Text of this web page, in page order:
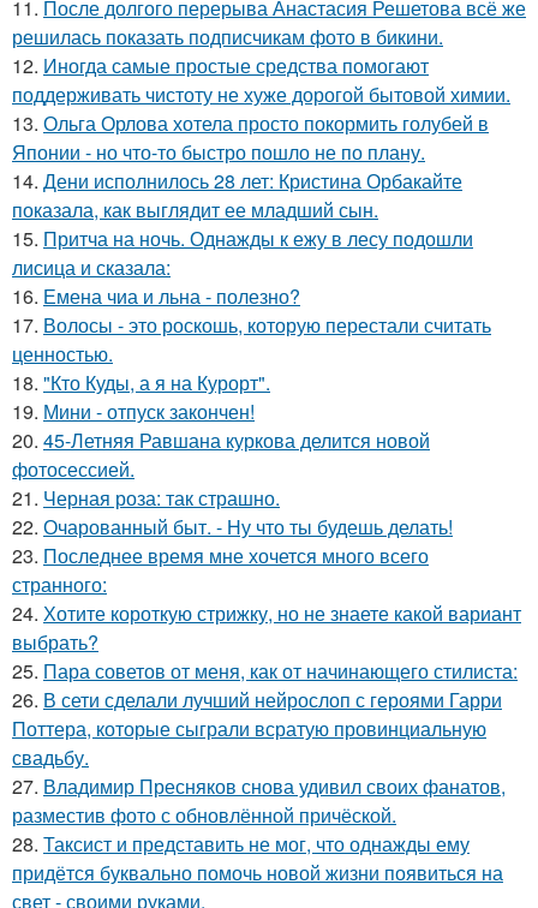
11. После долгого перерыва Анастасия Решетова всё же
решилась показать подписчикам фото в бикини.
12. Иногда самые простые средства помогают
поддерживать чистоту не хуже дорогой бытовой химии.
13. Ольга Орлова хотела просто покормить голубей в
Японии - но что-то быстро пошло не по плану.
14. Дени исполнилось 28 лет: Кристина Орбакайте
показала, как выглядит ее младший сын.
15. Притча на ночь. Однажды к ежу в лесу подошли
лисица и сказала:
16. Емена чиа и льна - полезно?
17. Волосы - это роскошь, которую перестали считать
ценностью.
18. "Кто Куды, а я на Курорт".
19. Мини - отпуск закончен!
20. 45-Летняя Равшана куркова делится новой
фотосессией.
21. Черная роза: так страшно.
22. Очарованный быт. - Ну что ты будешь делать!
23. Последнее время мне хочется много всего
странного:
24. Хотите короткую стрижку, но не знаете какой вариант
выбрать?
25. Пара советов от меня, как от начинающего стилиста:
26. В сети сделали лучший нейрослоп с героями Гарри
Поттера, которые сыграли всратую провинциальную
свадьбу.
27. Владимир Пресняков снова удивил своих фанатов,
разместив фото с обновлённой причёской.
28. Таксист и представить не мог, что однажды ему
придётся буквально помочь новой жизни появиться на
свет - своими руками.